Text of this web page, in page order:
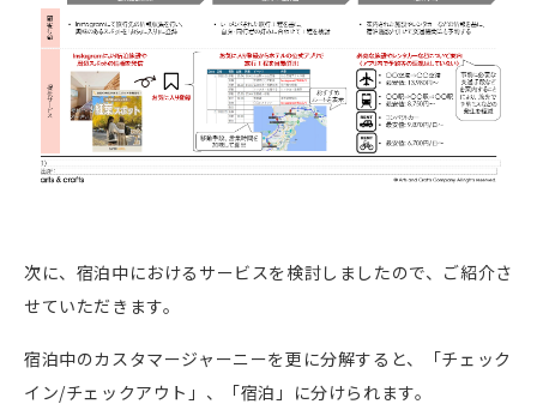
次に、宿泊中におけるサービスを検討しましたので、ご紹介さ
せていただきます。
宿泊中のカスタマージャーニーを更に分解すると、「チェック
イン/チェックアウト」、「宿泊」に分けられます。